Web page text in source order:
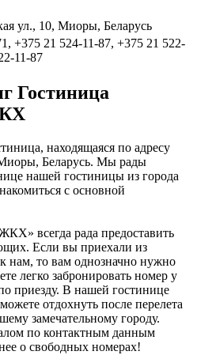
ул., 10, Миоры, Беларусь
+375 21 524-11-87, +375 21 522-
11-87
Гостиница
находящаяся по адресу
Беларусь. Мы рады
нашей гостиницы из города
с основной
всегда рада предоставить
Если вы приехали из
нам, то вам однозначно нужно
легко забронировать номер у
приезду. В нашей гостинице
отдохнуть после перелета
замечательному городу.
по контактным данным
о свободных номерах!